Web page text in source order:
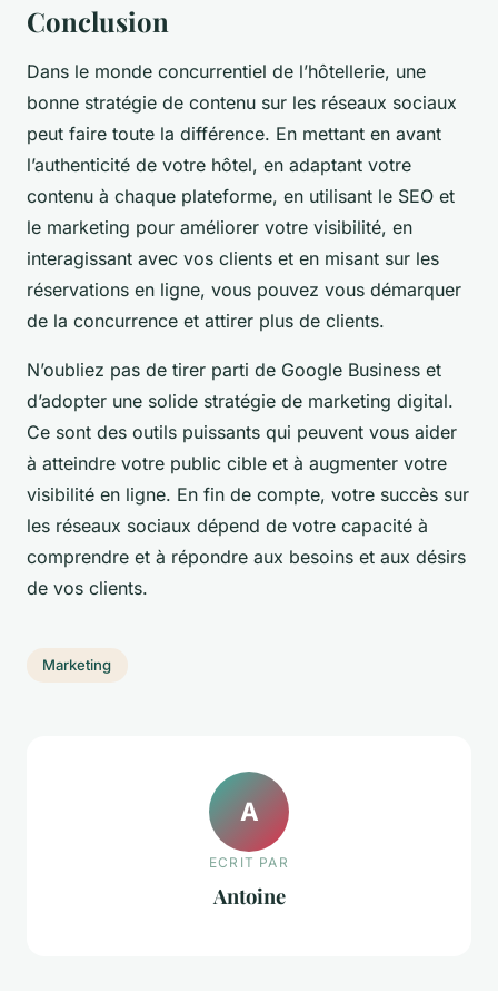
Conclusion
Dans le monde concurrentiel de l’hôtellerie, une
bonne stratégie de contenu sur les réseaux sociaux
peut faire toute la différence. En mettant en avant
l’authenticité de votre hôtel, en adaptant votre
contenu à chaque plateforme, en utilisant le SEO et
le marketing pour améliorer votre visibilité, en
interagissant avec vos clients et en misant sur les
réservations en ligne, vous pouvez vous démarquer
de la concurrence et attirer plus de clients.
N’oubliez pas de tirer parti de Google Business et
d’adopter une solide stratégie de marketing digital.
Ce sont des outils puissants qui peuvent vous aider
à atteindre votre public cible et à augmenter votre
visibilité en ligne. En fin de compte, votre succès sur
les réseaux sociaux dépend de votre capacité à
comprendre et à répondre aux besoins et aux désirs
de vos clients.
Marketing
A
ECRIT PAR
Antoine